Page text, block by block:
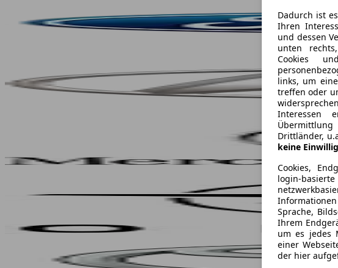
Dadurch ist
Ihren
und dessen
unten
Cookies
links, um
treffen oder
Interessen
Drittländer,
keine
Cookies,
login-
Sprache,
Ihrem
um es jedes
einer
der hier